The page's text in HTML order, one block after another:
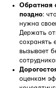
Обратная
поздно:
нужна
Держать
сохранять
вызывает
оценкам